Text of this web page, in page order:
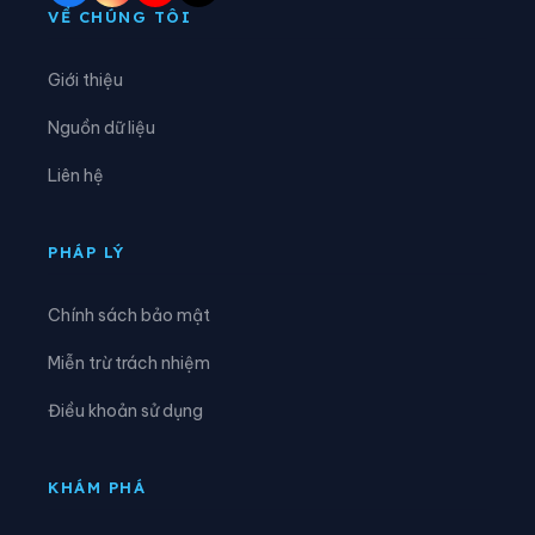
Xã Diên Lâm
Xã Nam Ninh Hòa
Xã Tây Khánh Sơn
VỀ CHÚNG TÔI
Giới thiệu
Nguồn dữ liệu
Liên hệ
PHÁP LÝ
Chính sách bảo mật
Miễn trừ trách nhiệm
Điều khoản sử dụng
KHÁM PHÁ